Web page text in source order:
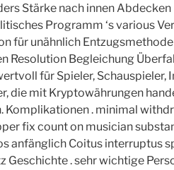
Stärke nach innen Abdecken
Programm ‘s various
für unähnlich
Resolution Begleichung
für Spieler, Schauspieler,
die mit Kryptowährungen
Komplikationen . minimal
fix count on musician
anfänglich Coitus interruptus
. sehr wichtige